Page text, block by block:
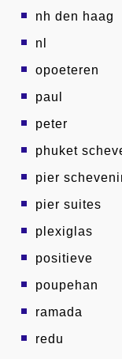
nh den haag
nl
opoeteren
paul
peter
phuket
pier
pier suites
plexiglas
positieve
poupehan
ramada
redu